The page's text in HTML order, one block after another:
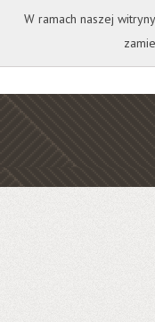
W ramach naszej